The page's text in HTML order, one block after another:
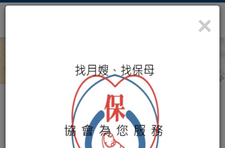
照顧您最珍貴的寶藏
社團法人桃園市保母協會提供
×